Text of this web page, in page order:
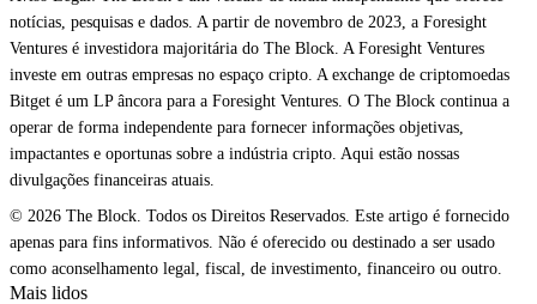
notícias, pesquisas e dados. A partir de novembro de 2023, a Foresight
Ventures é investidora majoritária do The Block. A Foresight Ventures
investe em outras empresas no espaço cripto. A exchange de criptomoedas
Bitget é um LP âncora para a Foresight Ventures. O The Block continua a
operar de forma independente para fornecer informações objetivas,
impactantes e oportunas sobre a indústria cripto. Aqui estão nossas
divulgações financeiras atuais.
© 2026 The Block. Todos os Direitos Reservados. Este artigo é fornecido
apenas para fins informativos. Não é oferecido ou destinado a ser usado
como aconselhamento legal, fiscal, de investimento, financeiro ou outro.
Mais lidos